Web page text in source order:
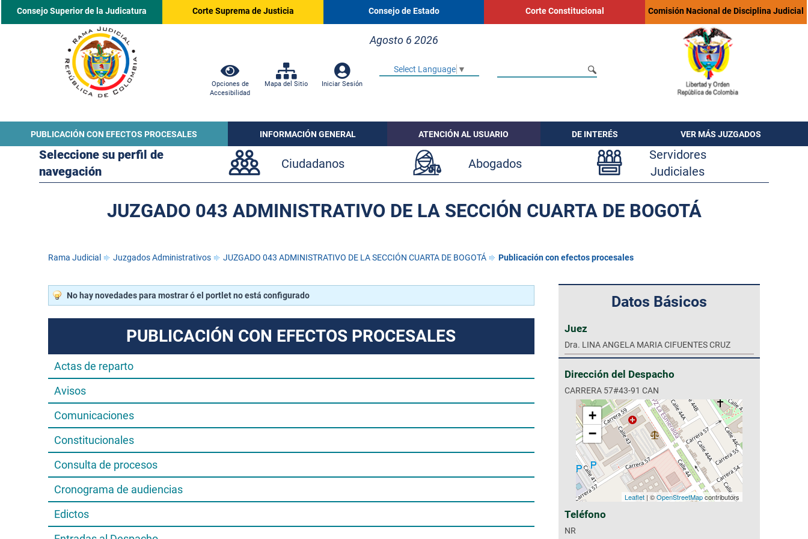
Consejo Superior de la Judicatura Corte Suprema de Justicia Consejo de Estado Corte Constitucional Comisión Nacional de Disciplina Judicial
Agosto 6 2026
Opciones de
Accesibilidad
Mapa del Sitio Iniciar Sesión
Select Language ▼
PUBLICACIÓN CON EFECTOS PROCESALES INFORMACIÓN GENERAL ATENCIÓN AL USUARIO DE INTERÉS VER MÁS JUZGADOS
Seleccione su perfil de
navegación
Ciudadanos Abogados
Servidores
Judiciales
JUZGADO 043 ADMINISTRATIVO DE LA SECCIÓN CUARTA DE BOGOTÁ
Rama Judicial Juzgados Administrativos JUZGADO 043 ADMINISTRATIVO DE LA SECCIÓN CUARTA DE BOGOTÁ Publicación con efectos procesales
No hay novedades para mostrar ó el portlet no está configurado
PUBLICACIÓN CON EFECTOS PROCESALES
Actas de reparto
Avisos
Comunicaciones
Constitucionales
Consulta de procesos
Cronograma de audiencias
Edictos
Datos Básicos
Juez
Dra. LINA ANGELA MARIA CIFUENTES CRUZ
Dirección del Despacho
CARRERA 57#43-91 CAN
+
−
Leaflet | ©OpenStreetMapcontributors
Teléfono
NR